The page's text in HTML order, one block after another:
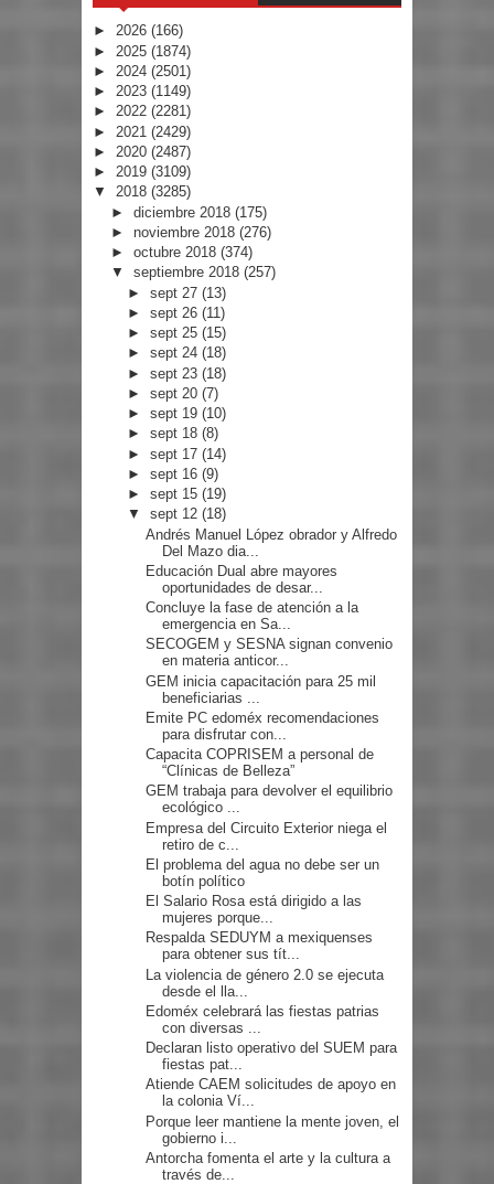
► 2026 (166)
► 2025 (1874)
► 2024 (2501)
► 2023 (1149)
► 2022 (2281)
► 2021 (2429)
► 2020 (2487)
► 2019 (3109)
▼ 2018 (3285)
► diciembre 2018 (175)
► noviembre 2018 (276)
► octubre 2018 (374)
▼ septiembre 2018 (257)
►sept 27(13)
►sept 26(11)
►sept 25(15)
►sept 24(18)
►sept 23(18)
►sept 20(7)
►sept 19(10)
►sept 18(8)
►sept 17(14)
►sept 16(9)
►sept 15(19)
▼sept 12(18)
Andrés Manuel López obrador y Alfredo
Del Mazo dia...
Educación Dual abre mayores
oportunidades de desar...
Concluye la fase de atención a la
emergencia en Sa...
SECOGEM y SESNA signan convenio
en materia anticor...
GEM inicia capacitación para 25 mil
beneficiarias ...
Emite PC edoméx recomendaciones
para disfrutar con...
Capacita COPRISEM a personal de
“Clínicas de Belleza”
GEM trabaja para devolver el equilibrio
ecológico ...
Empresa del Circuito Exterior niega el
retiro de c...
El problema del agua no debe ser un
botín político
El Salario Rosa está dirigido a las
mujeres porque...
Respalda SEDUYM a mexiquenses
para obtener sus tít...
La violencia de género 2.0 se ejecuta
desde el lla...
Edoméx celebrará las fiestas patrias
con diversas ...
Declaran listo operativo del SUEM para
fiestas pat...
Atiende CAEM solicitudes de apoyo en
la colonia Ví...
Porque leer mantiene la mente joven, el
gobierno i...
Antorcha fomenta el arte y la cultura a
través de...